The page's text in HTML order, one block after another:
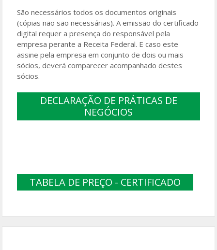
São necessários todos os documentos originais
(cópias não são necessárias). A emissão do certificado
digital requer a presença do responsável pela
empresa perante a Receita Federal. E caso este
assine pela empresa em conjunto de dois ou mais
sócios, deverá comparecer acompanhado destes
sócios.
DECLARAÇÃO DE PRÁTICAS DE
NEGÓCIOS
TABELA DE PREÇO - CERTIFICADO